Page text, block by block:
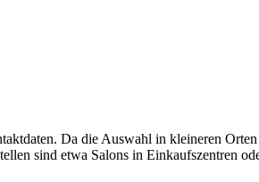
Da die Auswahl in kleineren
sind etwa Salons in Einkaufszentren